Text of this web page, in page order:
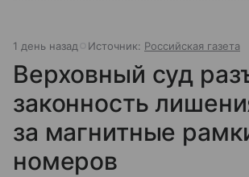
1 день назад Источник: Российская газета
Верховный суд
законность
за магнитные
номеров